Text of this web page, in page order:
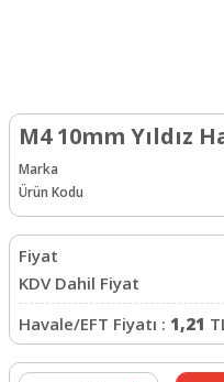
M4 10mm Yıldız
Marka
Ürün Kodu
Fiyat
KDV Dahil Fiyat
Havale/EFT Fiyatı : 1,21